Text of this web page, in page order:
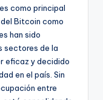
como principal
Bitcoin como
han sido
sectores de la
eficaz y decidido
en el país. Sin
entre